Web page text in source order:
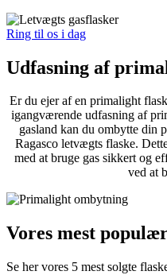
Ring til os i dag
Udfasning af
Er du ejer af en primalight
igangværende udfasning af
gasland kan du ombytte din
Ragasco letvægts flaske.
med at bruge gas sikkert og
ved at
Vores mest
Se her vores 5 mest solgte